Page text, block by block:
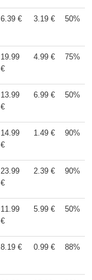
6.39 € 3.19 € 50%
19.99
€
4.99 € 75%
13.99
€
6.99 € 50%
14.99
€
1.49 € 90%
23.99
€
2.39 € 90%
11.99
€
5.99 € 50%
8.19 € 0.99 € 88%